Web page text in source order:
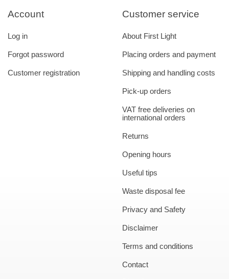
Customer service
About First Light
Placing orders and payment
Shipping and handling costs
Pick-up orders
VAT free deliveries on
international orders
Returns
Opening hours
Useful tips
Waste disposal fee
Privacy and Safety
Disclaimer
Terms and conditions
Contact
Account
Log in
Forgot password
Customer registration